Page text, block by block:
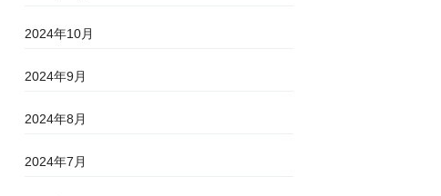
2024年10月
2024年9月
2024年8月
2024年7月